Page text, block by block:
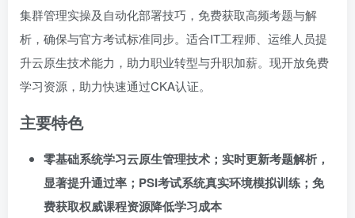
集群管理实操及自动化部署技巧，免费获取高频考题与解
析，确保与官方考试标准同步。适合IT工程师、运维人员提
升云原生技术能力，助力职业转型与升职加薪。现开放免费
学习资源，助力快速通过CKA认证。
主要特色
零基础系统学习云原生管理技术；实时更新考题解析，
显著提升通过率；PSI考试系统真实环境模拟训练；免
费获取权威课程资源降低学习成本